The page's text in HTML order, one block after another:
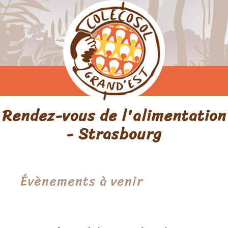
Rendez-vous de l'alimentation
- Strasbourg
Évènements à venir